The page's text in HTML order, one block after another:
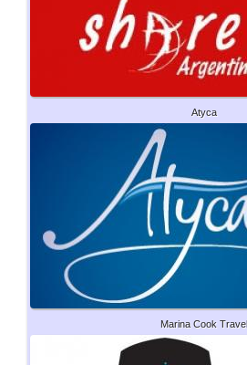
Atyca
Marina Cook Travel